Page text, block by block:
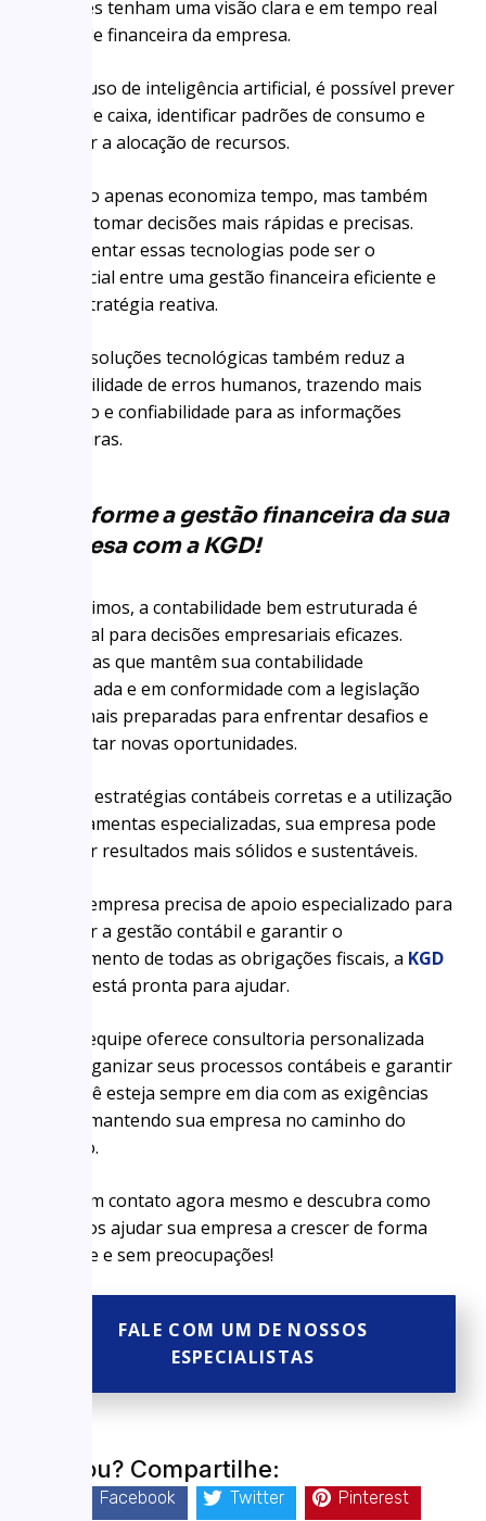
gestores tenham uma visão clara e em tempo real
da saúde financeira da empresa.
Com o uso de inteligência artificial, é possível prever
fluxos de caixa, identificar padrões de consumo e
otimizar a alocação de recursos.
Isso não apenas economiza tempo, mas também
ajuda a tomar decisões mais rápidas e precisas.
Implementar essas tecnologias pode ser o
diferencial entre uma gestão financeira eficiente e
uma estratégia reativa.
Adotar soluções tecnológicas também reduz a
probabilidade de erros humanos, trazendo mais
precisão e confiabilidade para as informações
financeiras.
Transforme a gestão financeira da sua
empresa com a KGD!
Como vimos, a contabilidade bem estruturada é
essencial para decisões empresariais eficazes.
Empresas que mantêm sua contabilidade
organizada e em conformidade com a legislação
estão mais preparadas para enfrentar desafios e
aproveitar novas oportunidades.
Com as estratégias contábeis corretas e a utilização
de ferramentas especializadas, sua empresa pode
alcançar resultados mais sólidos e sustentáveis.
Se sua empresa precisa de apoio especializado para
otimizar a gestão contábil e garantir o
cumprimento de todas as obrigações fiscais, a KGD
está pronta para ajudar.
Nossa equipe oferece consultoria personalizada
para organizar seus processos contábeis e garantir
que você esteja sempre em dia com as exigências
fiscais, mantendo sua empresa no caminho do
sucesso.
Entre em contato agora mesmo e descubra como
podemos ajudar sua empresa a crescer de forma
eficiente e sem preocupações!
FALE COM UM DE NOSSOS
ESPECIALISTAS
Gostou? Compartilhe:
Facebook Twitter
Pinterest